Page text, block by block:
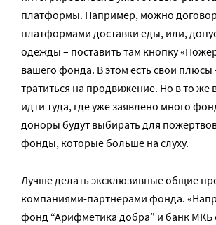
платформы. Например, можно
платформами доставки еды, или,
одежды – поставить там кнопку
вашего фонда. В этом есть свои плюсы
тратиться на продвижение. Но в то же
идти туда, где уже заявлено много
доноры будут выбирать для
фонды, которые больше на слуху.
Лучше делать эксклюзивные общие
компаниями-партнерами фонда.
фонд “Арифметика добра” и банк